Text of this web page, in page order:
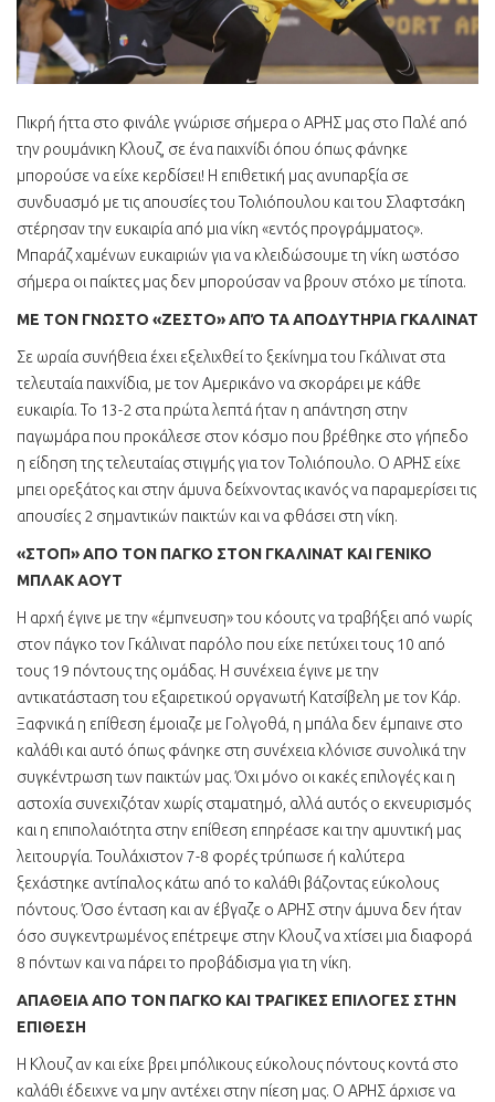
Πικρή ήττα στο φινάλε γνώρισε σήμερα ο ΑΡΗΣ μας στο Παλέ από
την ρουμάνικη Κλουζ, σε ένα παιχνίδι όπου όπως φάνηκε
μπορούσε να είχε κερδίσει! Η επιθετική μας ανυπαρξία σε
συνδυασμό με τις απουσίες του Τολιόπουλου και του Σλαφτσάκη
στέρησαν την ευκαιρία από μια νίκη «εντός προγράμματος».
Μπαράζ χαμένων ευκαιριών για να κλειδώσουμε τη νίκη ωστόσο
σήμερα οι παίκτες μας δεν μπορούσαν να βρουν στόχο με τίποτα.
ΜΕ ΤΟΝ ΓΝΩΣΤΟ «ΖΕΣΤΟ» ΑΠΌ ΤΑ ΑΠΟΔΥΤΗΡΙΑ ΓΚΑΛΙΝΑΤ
Σε ωραία συνήθεια έχει εξελιχθεί το ξεκίνημα του Γκάλινατ στα
τελευταία παιχνίδια, με τον Αμερικάνο να σκοράρει με κάθε
ευκαιρία. Το 13-2 στα πρώτα λεπτά ήταν η απάντηση στην
παγωμάρα που προκάλεσε στον κόσμο που βρέθηκε στο γήπεδο
η είδηση της τελευταίας στιγμής για τον Τολιόπουλο. Ο ΑΡΗΣ είχε
μπει ορεξάτος και στην άμυνα δείχνοντας ικανός να παραμερίσει τις
απουσίες 2 σημαντικών παικτών και να φθάσει στη νίκη.
«ΣΤΟΠ» ΑΠΟ ΤΟΝ ΠΑΓΚΟ ΣΤΟΝ ΓΚΑΛΙΝΑΤ ΚΑΙ ΓΕΝΙΚΟ
ΜΠΛΑΚ ΑΟΥΤ
Η αρχή έγινε με την «έμπνευση» του κόουτς να τραβήξει από νωρίς
στον πάγκο τον Γκάλινατ παρόλο που είχε πετύχει τους 10 από
τους 19 πόντους της ομάδας. Η συνέχεια έγινε με την
αντικατάσταση του εξαιρετικού οργανωτή Κατσίβελη με τον Κάρ.
Ξαφνικά η επίθεση έμοιαζε με Γολγοθά, η μπάλα δεν έμπαινε στο
καλάθι και αυτό όπως φάνηκε στη συνέχεια κλόνισε συνολικά την
συγκέντρωση των παικτών μας. Όχι μόνο οι κακές επιλογές και η
αστοχία συνεχιζόταν χωρίς σταματημό, αλλά αυτός ο εκνευρισμός
και η επιπολαιότητα στην επίθεση επηρέασε και την αμυντική μας
λειτουργία. Τουλάχιστον 7-8 φορές τρύπωσε ή καλύτερα
ξεχάστηκε αντίπαλος κάτω από το καλάθι βάζοντας εύκολους
πόντους. Όσο ένταση και αν έβγαζε ο ΑΡΗΣ στην άμυνα δεν ήταν
όσο συγκεντρωμένος επέτρεψε στην Κλουζ να χτίσει μια διαφορά
8 πόντων και να πάρει το προβάδισμα για τη νίκη.
ΑΠΑΘΕΙΑ ΑΠΟ ΤΟΝ ΠΑΓΚΟ ΚΑΙ ΤΡΑΓΙΚΕΣ ΕΠΙΛΟΓΕΣ ΣΤΗΝ
ΕΠΙΘΕΣΗ
Η Κλουζ αν και είχε βρει μπόλικους εύκολους πόντους κοντά στο
καλάθι έδειχνε να μην αντέχει στην πίεση μας. Ο ΑΡΗΣ άρχισε να